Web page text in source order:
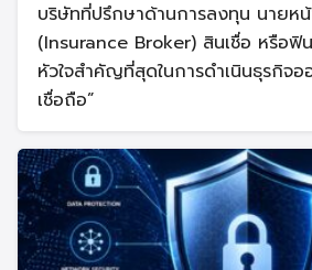
บริษัทที่ปรึกษาด้านการลงทุน นายห
(Insurance Broker) สินเชื่อ หรือฟิ
หัวใจสำคัญที่สุดในการดำเนินธุรกิจอ
เชื่อถือ”